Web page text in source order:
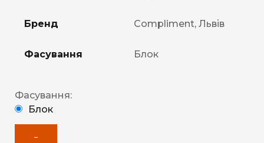
Бренд Compliment, Львів
Фасування Блок
Фасування:
Блок
−